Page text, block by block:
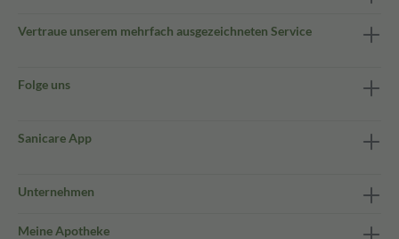
Vertraue unserem mehrfach ausgezeichneten Service
Folge uns
Sanicare App
Unternehmen
Meine Apotheke